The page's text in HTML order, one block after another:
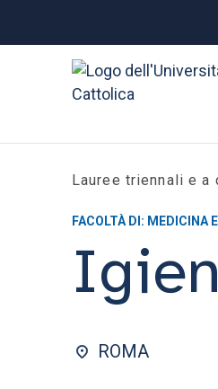
Lauree triennali e a
FACOLTÀ DI: MEDICINA
ROMA